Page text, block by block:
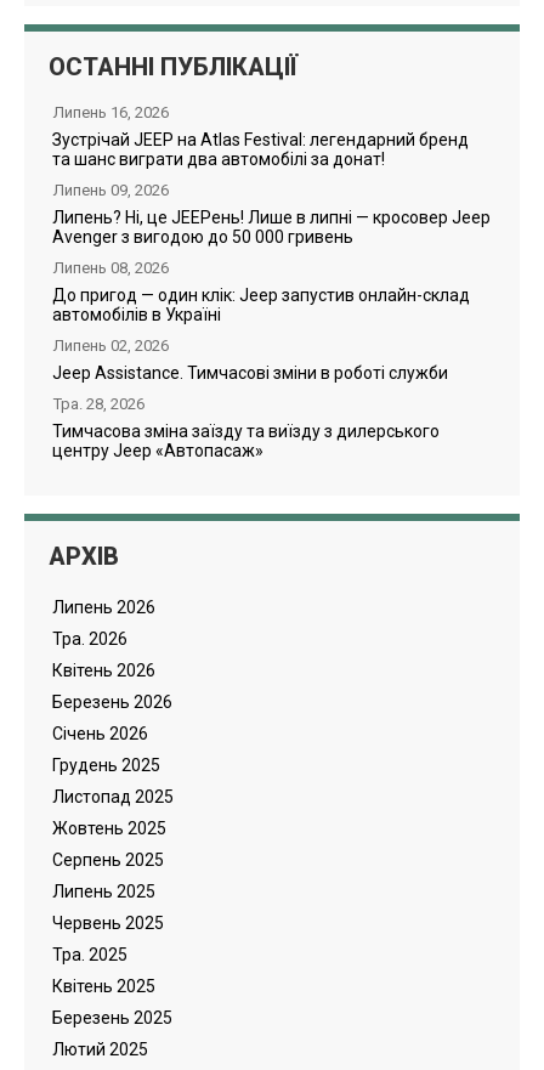
ОСТАННІ ПУБЛІКАЦІЇ
Липень 16, 2026
Зустрічай JEEP на Atlas Festival: легендарний бренд
та шанс виграти два автомобілі за донат!
Липень 09, 2026
Липень? Ні, це JEEPень! Лише в липні — кросовер Jeep
Avenger з вигодою до 50 000 гривень
Липень 08, 2026
До пригод — один клік: Jeep запустив онлайн-склад
автомобілів в Україні
Липень 02, 2026
Jeep Assistance. Тимчасові зміни в роботі служби
Тра. 28, 2026
Тимчасова зміна заїзду та виїзду з дилерського
центру Jeep «Автопасаж»
АРХІВ
Липень 2026
Тра. 2026
Квітень 2026
Березень 2026
Cічень 2026
Грудень 2025
Листопад 2025
Жовтень 2025
Серпень 2025
Липень 2025
Червень 2025
Тра. 2025
Квітень 2025
Березень 2025
Лютий 2025